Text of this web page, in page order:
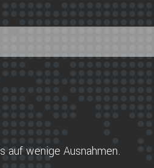
auf wenige Ausnahmen.